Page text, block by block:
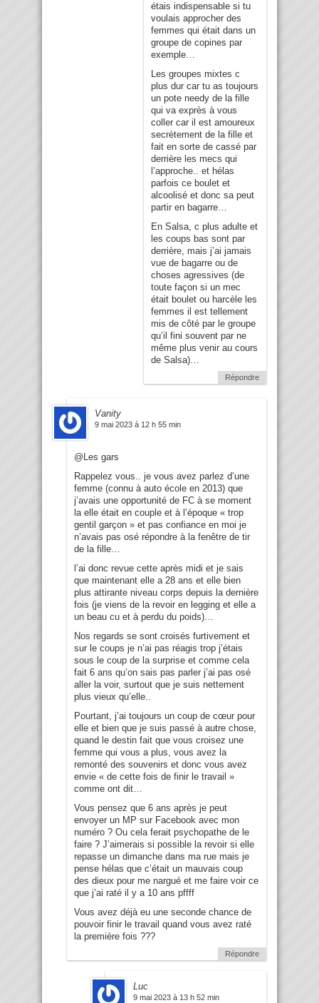
étais indispensable si tu
voulais approcher des
femmes qui était dans un
groupe de copines par
exemple…
Les groupes mixtes c
plus dur car tu as toujours
un pote needy de la fille
qui va exprès à vous
coller car il est amoureux
secrètement de la fille et
fait en sorte de cassé par
derrière les mecs qui
l’approche.. et hélas
parfois ce boulet et
alcoolisé et donc sa peut
partir en bagarre…
En Salsa, c plus adulte et
les coups bas sont par
derrière, mais j’ai jamais
vue de bagarre ou de
choses agressives (de
toute façon si un mec
était boulet ou harcèle les
femmes il est tellement
mis de côté par le groupe
qu’il fini souvent par ne
même plus venir au cours
de Salsa)…
Répondre
Vanity
9 mai 2023 à 12 h 55 min
@Les gars
Rappelez vous.. je vous avez parlez d’une
femme (connu à auto école en 2013) que
j’avais une opportunité de FC à se moment
la elle était en couple et à l’époque « trop
gentil garçon » et pas confiance en moi je
n’avais pas osé répondre à la fenêtre de tir
de la fille…
l’ai donc revue cette après midi et je sais
que maintenant elle a 28 ans et elle bien
plus attirante niveau corps depuis la dernière
fois (je viens de la revoir en legging et elle a
un beau cu et à perdu du poids)…
Nos regards se sont croisés furtivement et
sur le coups je n’ai pas réagis trop j’étais
sous le coup de la surprise et comme cela
fait 6 ans qu’on sais pas parler j’ai pas osé
aller la voir, surtout que je suis nettement
plus vieux qu’elle..
Pourtant, j’ai toujours un coup de cœur pour
elle et bien que je suis passé à autre chose,
quand le destin fait que vous croisez une
femme qui vous a plus, vous avez la
remonté des souvenirs et donc vous avez
envie « de cette fois de finir le travail »
comme ont dit…
Vous pensez que 6 ans après je peut
envoyer un MP sur Facebook avec mon
numéro ? Ou cela ferait psychopathe de le
faire ? J’aimerais si possible la revoir si elle
repasse un dimanche dans ma rue mais je
pense hélas que c’était un mauvais coup
des dieux pour me nargué et me faire voir ce
que j’ai raté il y a 10 ans pffff
Vous avez déjà eu une seconde chance de
pouvoir finir le travail quand vous avez raté
la première fois ???
Répondre
Luc
9 mai 2023 à 13 h 52 min